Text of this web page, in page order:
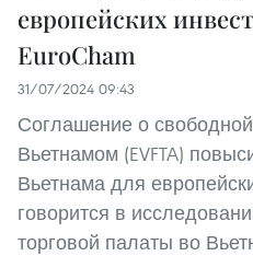
европейских
EuroCham
31/07/2024 09:43
Соглашение о
Вьетнамом (EVFTA)
Вьетнама для
говорится в
торговой палаты во